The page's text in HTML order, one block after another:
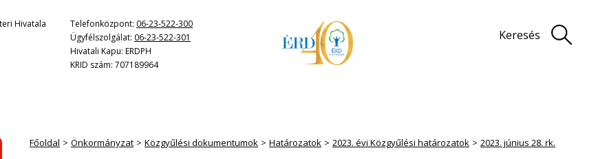
Hivatala
Telefonközpont: 06-23-522-300
Ügyfélszolgálat: 06-23-522-301
Hivatali Kapu: ERDPH
KRID szám: 707189964
Keresés
Főoldal Önkormányzat Közgyűlési dokumentumok Határozatok 2023. évi Közgyűlési határozatok 2023. június 28. rk.